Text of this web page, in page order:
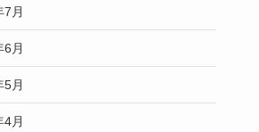
7月
6月
5月
4月